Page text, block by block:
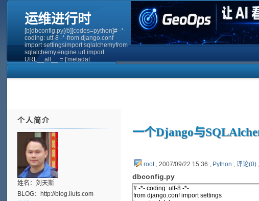
运维进行时
[b]dbconfig.py[/b][codes=python]# -*-
coding: utf-8 -*-from django.conf
import settingsimport sqlalchemyfrom
sqlalchemy.engine.url import
URL__all__ = ['metadat
一个Django与
root, 2007/09/22 15:36 , Python ,评论(0) ,
dbconfig.py
个人简介
姓名：刘天斯
BLOG：http://blog.liuts.com